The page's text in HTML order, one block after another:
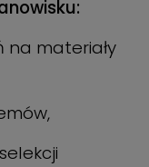
materiały